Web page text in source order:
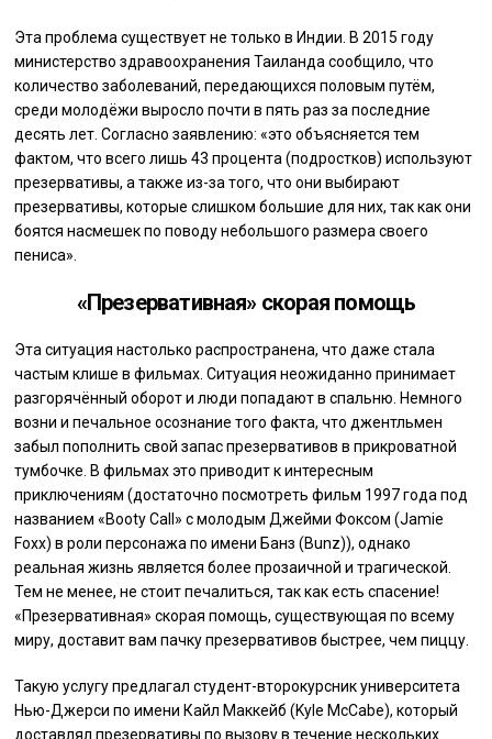
Эта проблема существует не только в Индии. В 2015 году
министерство здравоохранения Таиланда сообщило, что
количество заболеваний, передающихся половым путём,
среди молодёжи выросло почти в пять раз за последние
десять лет. Согласно заявлению: «это объясняется тем
фактом, что всего лишь 43 процента (подростков) используют
презервативы, а также из-за того, что они выбирают
презервативы, которые слишком большие для них, так как они
боятся насмешек по поводу небольшого размера своего
пениса».
«Презервативная» скорая помощь
Эта ситуация настолько распространена, что даже стала
частым клише в фильмах. Ситуация неожиданно принимает
разгорячённый оборот и люди попадают в спальню. Немного
возни и печальное осознание того факта, что джентльмен
забыл пополнить свой запас презервативов в прикроватной
тумбочке. В фильмах это приводит к интересным
приключениям (достаточно посмотреть фильм 1997 года под
названием «Booty Call» с молодым Джейми Фоксом (Jamie
Foxx) в роли персонажа по имени Банз (Bunz)), однако
реальная жизнь является более прозаичной и трагической.
Тем не менее, не стоит печалиться, так как есть спасение!
«Презервативная» скорая помощь, существующая по всему
миру, доставит вам пачку презервативов быстрее, чем пиццу.
Такую услугу предлагал студент-второкурсник университета
Нью-Джерси по имени Кайл Маккейб (Kyle McCabe), который
доставлял презервативы по вызову в течение нескольких